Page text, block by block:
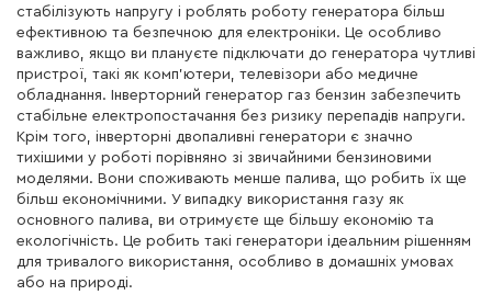
стабілізують напругу і роблять роботу генератора більш
ефективною та безпечною для електроніки. Це особливо
важливо, якщо ви плануєте підключати до генератора чутливі
пристрої, такі як комп’ютери, телевізори або медичне
обладнання. Інверторний генератор газ бензин забезпечить
стабільне електропостачання без ризику перепадів напруги.
Крім того, інверторні двопаливні генератори є значно
тихішими у роботі порівняно зі звичайними бензиновими
моделями. Вони споживають менше палива, що робить їх ще
більш економічними. У випадку використання газу як
основного палива, ви отримуєте ще більшу економію та
екологічність. Це робить такі генератори ідеальним рішенням
для тривалого використання, особливо в домашніх умовах
або на природі.